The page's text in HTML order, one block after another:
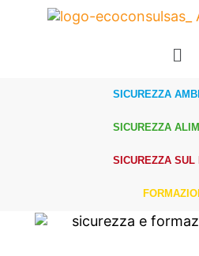
SICUREZZA
SICUREZZA
SICUREZZA SUL